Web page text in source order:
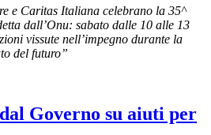
e Caritas Italiana celebrano la 35^
dall’Onu: sabato dalle 10 alle 13
vissute nell’impegno durante la
del futuro”
Governo su aiuti per